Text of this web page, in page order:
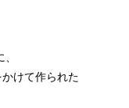
けて作られた